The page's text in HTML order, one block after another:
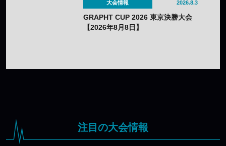
大会情報 2026.8.3
GRAPHT CUP 2026 東京決勝大会
【2026年8月8日】
注目の大会情報